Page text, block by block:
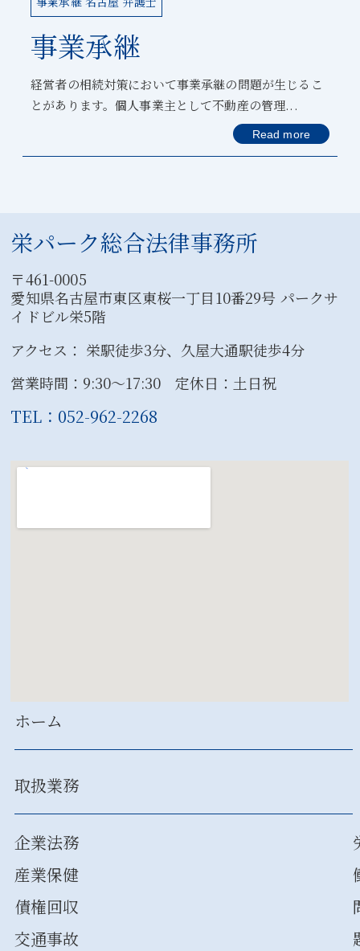
事業承継
経営者の相続対策において事業承継の問題が生じるこ
とがあります。個人事業主として不動産の管理...
Read more
栄パーク総合法律事務所
〒461-0005
愛知県名古屋市東区東桜一丁目10番29号 パークサ
イドビル栄5階
アクセス： 栄駅徒歩3分、久屋大通駅徒歩4分
営業時間：9:30〜17:30 定休日：土日祝
TEL：052-962-2268
ホーム
取扱業務
企業法務
産業保健
債権回収
交通事故